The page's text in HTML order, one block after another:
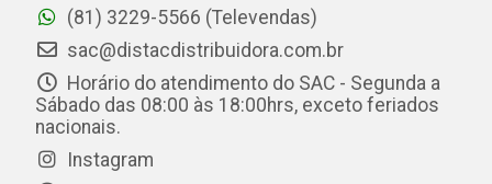
(81) 3229-5566 (Televendas)
sac@distacdistribuidora.com.br
Horário do atendimento do SAC - Segunda a
Sábado das 08:00 às 18:00hrs, exceto feriados
nacionais.
Instagram